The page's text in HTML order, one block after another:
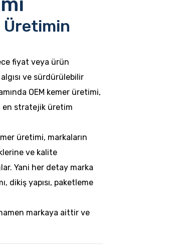
Üretimin
fiyat veya ürün
ve sürdürülebilir
OEM kemer üretimi,
en stratejik üretim
üretimi, markaların
ve kalite
Yani her detay marka
dikiş yapısı, paketleme
markaya aittir ve